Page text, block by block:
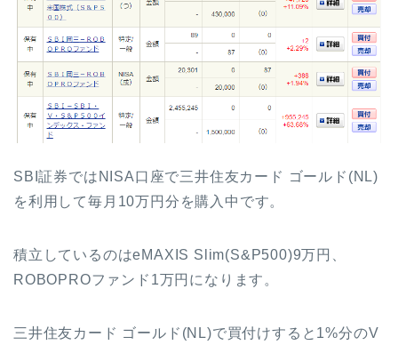
SBI証券ではNISA口座で三井住友カード ゴールド(NL)
を利用して毎月10万円分を購入中です。
積立しているのはeMAXIS Slim(S&P500)9万円、
ROBOPROファンド1万円になります。
三井住友カード ゴールド(NL)で買付けすると1%分のV